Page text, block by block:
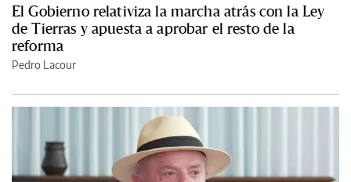
El Gobierno relativiza la marcha atrás con la Ley
de Tierras y apuesta a aprobar el resto de la
reforma
Pedro Lacour